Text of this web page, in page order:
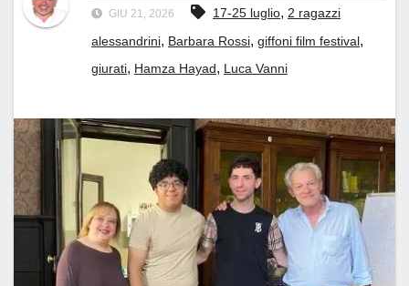
GIU 21, 2026 17-25 luglio, 2 ragazzi
alessandrini, Barbara Rossi, giffoni film festival,
giurati, Hamza Hayad, Luca Vanni